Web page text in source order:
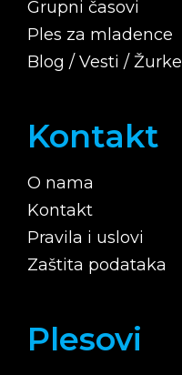
Grupni časovi
Ples za mladence
Blog / Vesti / Žurke
Kontakt
O nama
Kontakt
Pravila i uslovi
Zaštita podataka
Plesovi